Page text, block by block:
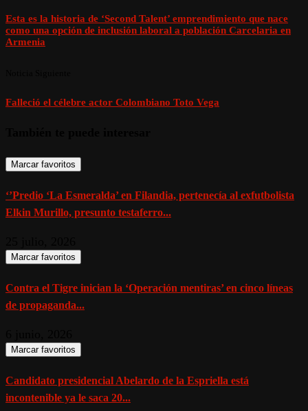
Esta es la historia de ‘Second Talent’ emprendimiento que nace
como una opción de inclusión laboral a población Carcelaria en
Armenia
Falleció el célebre actor Colombiano Toto Vega
Marcar favoritos
‘’Predio ‘La Esmeralda’ en Filandia, pertenecía al exfutbolista
Elkin Murillo, presunto testaferro...
Marcar favoritos
Contra el Tigre inician la ‘Operación mentiras’ en cinco líneas
de propaganda...
Marcar favoritos
Candidato presidencial Abelardo de la Espriella está
incontenible ya le saca 20...